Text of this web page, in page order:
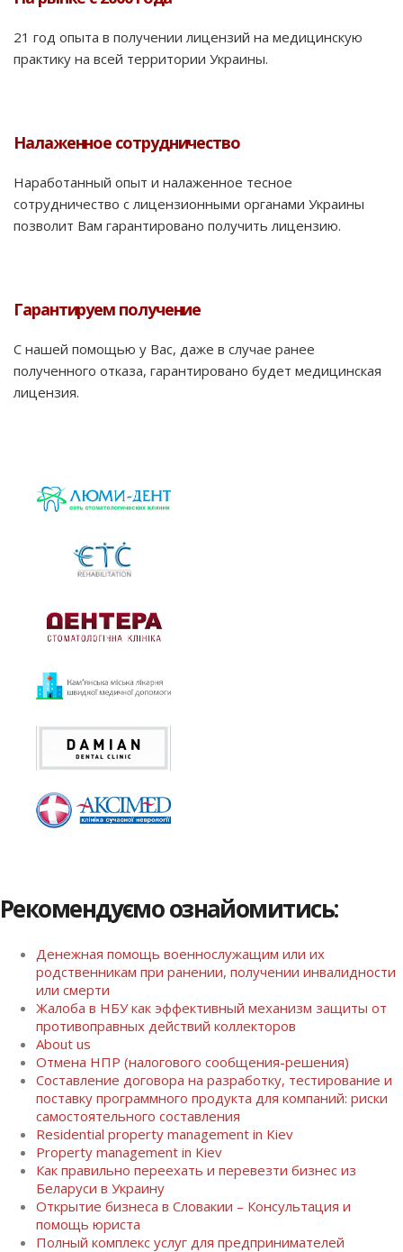
21 год опыта в получении лицензий на медицинскую
практику на всей территории Украины.
Налаженное сотрудничество
Наработанный опыт и налаженное тесное
сотрудничество с лицензионными органами Украины
позволит Вам гарантировано получить лицензию.
Гарантируем получение
С нашей помощью у Вас, даже в случае ранее
полученного отказа, гарантировано будет медицинская
лицензия.
Рекомендуємо ознайомитись:
Денежная помощь военнослужащим или их
родственникам при ранении, получении инвалидности
или смерти
Жалоба в НБУ как эффективный механизм защиты от
противоправных действий коллекторов
About us
Отмена НПР (налогового сообщения-решения)
Составление договора на разработку, тестирование и
поставку программного продукта для компаний: риски
самостоятельного составления
Residential property management in Kiev
Property management in Kiev
Как правильно переехать и перевезти бизнес из
Беларуси в Украину
Открытие бизнеса в Словакии – Консультация и
помощь юриста
Полный комплекс услуг для предпринимателей